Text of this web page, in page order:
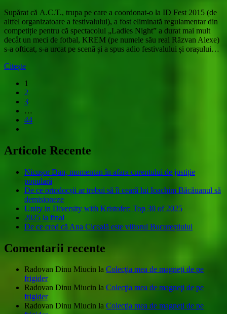
Supărat că A.C.T., trupa pe care a coordonat-o la ID Fest 2015 (de
altfel organizatoare a festivalului), a fost eliminată regulamentar din
competiție pentru că spectacolul „Ladies Night” a durat mai mult
decât un meci de fotbal, KREM (pe numele său real Răzvan Alexe)
s-a ofticat, s-a urcat pe scenă și a spus adio festivalului și orașului…
Citește
1
2
3
…
44
Articole Recente
Nicușor Dan, momentan în afara curentului de justiție
populară
De ce ortodocșii ar trebui să îi ceară lui Ioachim Băcăuanul să
demisioneze
Unity in Diversity with Kristofer: Top 30 of 2025
2025 la final
De ce cred că Ana Ciceală este viitorul Bucureștiului
Comentarii recente
Radovan Dinu Miucin la Colecţia mea de magneţi de pe
frigider
Radovan Dinu Miucin la Colecţia mea de magneţi de pe
frigider
Radovan Dinu Miucin la Colecţia mea de magneţi de pe